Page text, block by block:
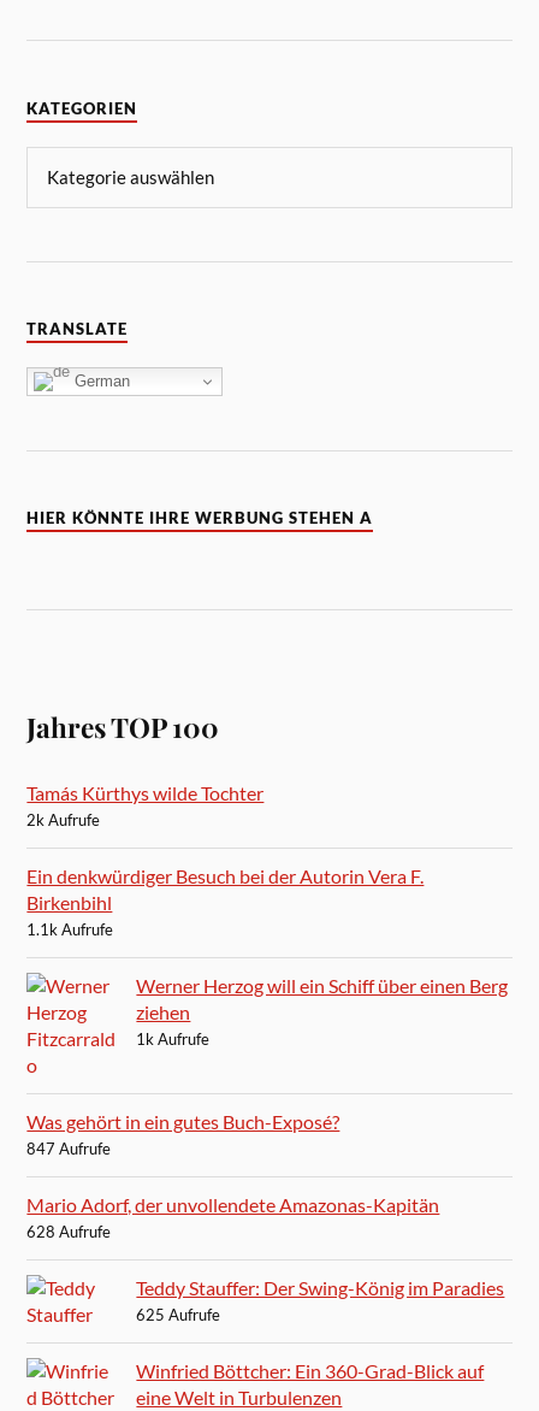
KATEGORIEN
TRANSLATE
German
HIER KÖNNTE IHRE WERBUNG STEHEN A
Jahres TOP 100
Tamás Kürthys wilde Tochter
2k Aufrufe
Ein denkwürdiger Besuch bei der Autorin Vera F.
Birkenbihl
1.1k Aufrufe
Werner Herzog will ein Schiff über einen Berg
ziehen
1k Aufrufe
Was gehört in ein gutes Buch-Exposé?
847 Aufrufe
Mario Adorf, der unvollendete Amazonas-Kapitän
628 Aufrufe
Teddy Stauffer: Der Swing-König im Paradies
625 Aufrufe
Winfried Böttcher: Ein 360-Grad-Blick auf
eine Welt in Turbulenzen